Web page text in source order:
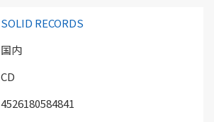
SOLID RECORDS
国内
CD
4526180584841